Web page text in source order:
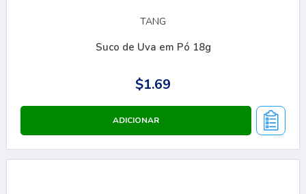
TANG
Suco de Uva em Pó 18g
$1.69